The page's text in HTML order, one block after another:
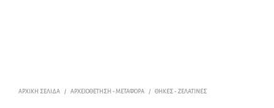
ΑΡΧΙΚΉ ΣΕΛΊΔΑ / ΑΡΧΕΙΟΘΈΤΗΣΗ - ΜΕΤΑΦΟΡΆ / ΘΉΚΕΣ - ΖΕΛΑΤΊΝΕΣ